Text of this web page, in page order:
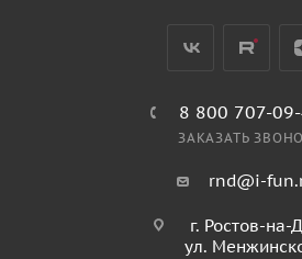
8 800 707-
ЗАКАЗАТЬ
rnd@i-
г. Ростов-на-
ул.